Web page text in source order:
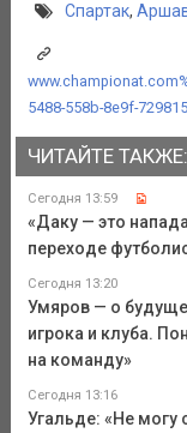
Спартак,
5488-558b-8e9f-
ЧИТАЙТЕ ТАКЖЕ:
Сегодня 13:59
«Даку — это
переходе
Сегодня 13:20
Умяров — о
игрока и клуба.
на команду»
Сегодня 13:16
Угальде: «Не могу